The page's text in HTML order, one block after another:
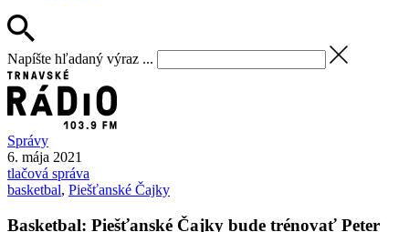
Napíšte hľadaný výraz ...
Správy
6. mája 2021
tlačová správa
basketbal, Piešťanské Čajky
Basketbal: Piešťanské Čajky bude trénovať Peter